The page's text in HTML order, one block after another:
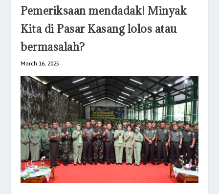
Pemeriksaan mendadak! Minyak
Kita di Pasar Kasang lolos atau
bermasalah?
March 16, 2025